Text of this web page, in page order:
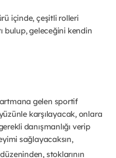
içinde, çeşitli rolleri
bulup, geleceğini kendin
gelen sportif
yüzünle karşılayacak, onlara
danışmanlığı verip
sağlayacaksın,
stoklarının